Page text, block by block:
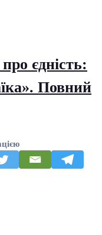
єдність:
Повний